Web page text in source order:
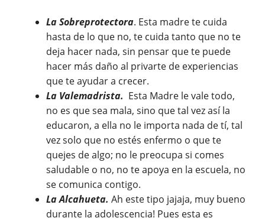
La Sobreprotectora. Esta madre te cuida
hasta de lo que no, te cuida tanto que no te
deja hacer nada, sin pensar que te puede
hacer más daño al privarte de experiencias
que te ayudar a crecer.
La Valemadrista. Esta Madre le vale todo,
no es que sea mala, sino que tal vez así la
educaron, a ella no le importa nada de tí, tal
vez solo que no estés enfermo o que te
quejes de algo; no le preocupa si comes
saludable o no, no te apoya en la escuela, no
se comunica contigo.
La Alcahueta. Ah este tipo jajaja, muy bueno
durante la adolescencia! Pues esta es